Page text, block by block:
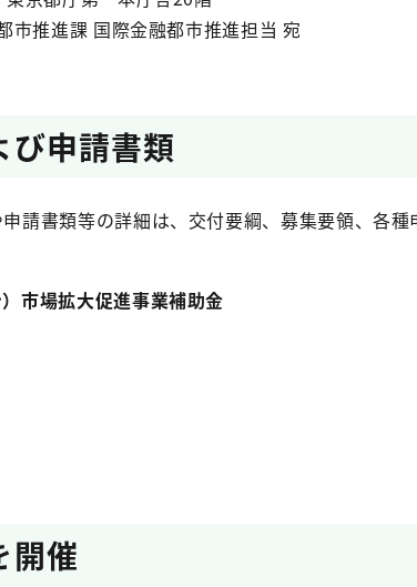
推進課 国際金融都市推進担当 宛
び申請書類
請書類等の詳細は、交付要綱、募集要領、各種
市場拡大促進事業補助金
開催